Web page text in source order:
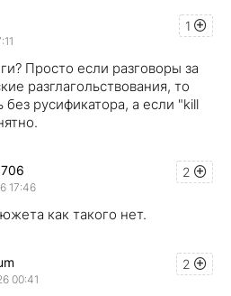
1
Просто если разговоры за
разглагольствования, то
русификатора, а если "kill
2
17:46
как такого нет.
2
00:41